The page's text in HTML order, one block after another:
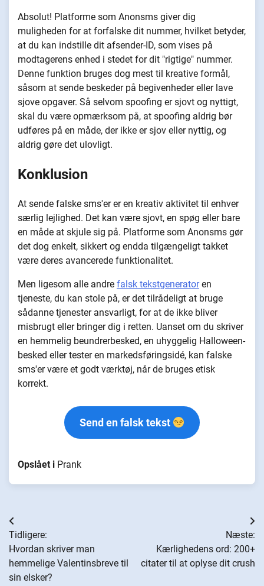
Absolut! Platforme som Anonsms giver dig
muligheden for at forfalske dit nummer, hvilket betyder,
at du kan indstille dit afsender-ID, som vises på
modtagerens enhed i stedet for dit "rigtige" nummer.
Denne funktion bruges dog mest til kreative formål,
såsom at sende beskeder på begivenheder eller lave
sjove opgaver. Så selvom spoofing er sjovt og nyttigt,
skal du være opmærksom på, at spoofing aldrig bør
udføres på en måde, der ikke er sjov eller nyttig, og
aldrig gøre det ulovligt.
Konklusion
At sende falske sms'er er en kreativ aktivitet til enhver
særlig lejlighed. Det kan være sjovt, en spøg eller bare
en måde at skjule sig på. Platforme som Anonsms gør
det dog enkelt, sikkert og endda tilgængeligt takket
være deres avancerede funktionalitet.
Men ligesom alle andre falsk tekstgeneratoren
tjeneste, du kan stole på, er det tilrådeligt at bruge
sådanne tjenester ansvarligt, for at de ikke bliver
misbrugt eller bringer dig i retten. Uanset om du skriver
en hemmelig beundrerbesked, en uhyggelig Halloween-
besked eller tester en markedsføringsidé, kan falske
sms'er være et godt værktøj, når de bruges etisk
korrekt.
Send en falsk tekst
Opslået i Prank
Indlægsnavigation
Tidligere:
Hvordan skriver man
hemmelige Valentinsbreve til
sin elsker?
Næste:
Kærlighedens ord: 200+
citater til at oplyse dit crush